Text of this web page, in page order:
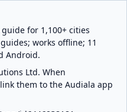
for 1,100+ cities
works offline; 11
Android.
Ltd. When
them to the Audiala app